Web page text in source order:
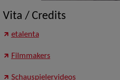
Vita / Credits
etalenta
Filmmakers
Schauspielervideos